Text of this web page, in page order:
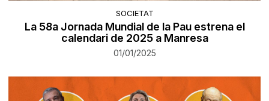
SOCIETAT
La 58a Jornada Mundial de la Pau estrena el
calendari de 2025 a Manresa
01/01/2025